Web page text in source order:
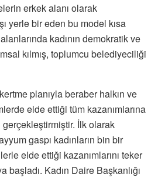
erkek alanı olarak
yerle bir eden bu model kısa
kadının demokratik ve
kılmış, toplumcu belediyeciliği
planıyla beraber halkın ve
elde ettiği tüm kazanımlarına
gerçekleştirmiştir. İlk olarak
gaspı kadınların bin bir
elde ettiği kazanımlarını teker
başladı. Kadın Daire Başkanlığı